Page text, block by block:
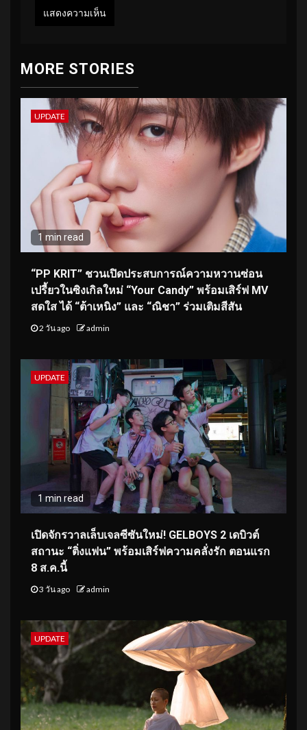
MORE STORIES
UPDATE
1 min read
“PP KRIT” ชวนเปิดประสบการณ์ความหวานซ่อน
เปรี้ยวในซิงเกิลใหม่ “Your Candy” พร้อมเสิร์ฟ MV
สดใส ได้ “ต้าเหนิง” และ “ณิชา” ร่วมเติมสีสัน
2 วัน ago admin
UPDATE
1 min read
เปิดจักรวาลเล็บเจลซีซันใหม่! GELBOYS 2 เดบิวต์
สถานะ “ติ่งแฟน” พร้อมเสิร์ฟความคลั่งรัก ตอนแรก
8 ส.ค.นี้
3 วัน ago admin
UPDATE